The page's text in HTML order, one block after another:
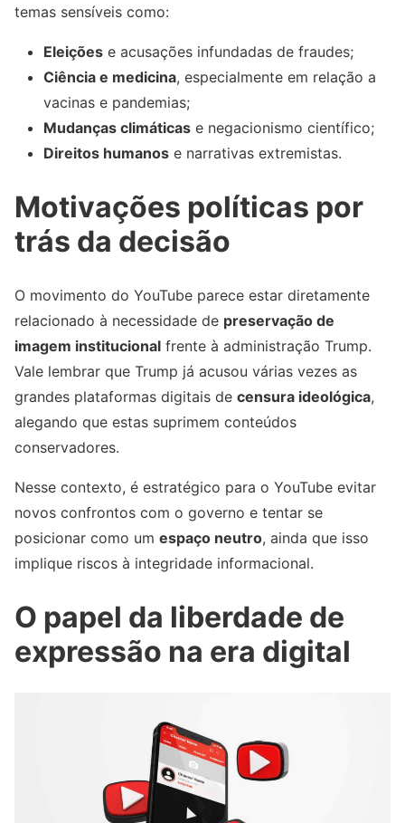
temas sensíveis como:
Eleições e acusações infundadas de fraudes;
Ciência e medicina, especialmente em relação a
vacinas e pandemias;
Mudanças climáticas e negacionismo científico;
Direitos humanos e narrativas extremistas.
Motivações políticas por
trás da decisão
O movimento do YouTube parece estar diretamente
relacionado à necessidade de preservação de
imagem institucional frente à administração Trump.
Vale lembrar que Trump já acusou várias vezes as
grandes plataformas digitais de censura ideológica,
alegando que estas suprimem conteúdos
conservadores.
Nesse contexto, é estratégico para o YouTube evitar
novos confrontos com o governo e tentar se
posicionar como um espaço neutro, ainda que isso
implique riscos à integridade informacional.
O papel da liberdade de
expressão na era digital